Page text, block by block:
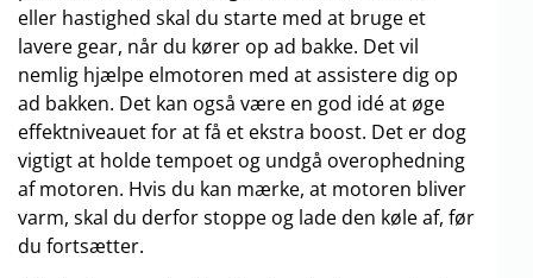
eller hastighed skal du starte med at bruge et
lavere gear, når du kører op ad bakke. Det vil
nemlig hjælpe elmotoren med at assistere dig op
ad bakken. Det kan også være en god idé at øge
effektniveauet for at få et ekstra boost. Det er dog
vigtigt at holde tempoet og undgå overophedning
af motoren. Hvis du kan mærke, at motoren bliver
varm, skal du derfor stoppe og lade den køle af, før
du fortsætter.